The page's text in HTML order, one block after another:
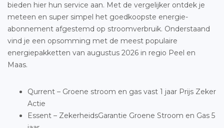
bieden hier hun service aan. Met de vergelijker ontdek je
meteen en super simpel het goedkoopste energie-
abonnement afgestemd op stroomverbruik. Onderstaand
vind je een opsomming met de meest populaire
energiepakketten van augustus 2026 in regio Peel en
Maas.
Qurrent – Groene stroom en gas vast 1 jaar Prijs Zeker
Actie
Essent – ZekerheidsGarantie Groene Stroom en Gas 5